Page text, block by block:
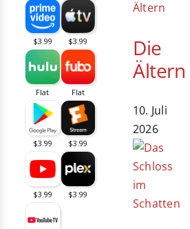
Die
Ältern
10. Juli
2026